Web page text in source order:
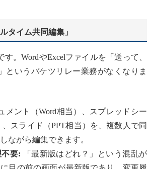
タイム共同編集」
す。WordやExcelファイルを「送って、
というバケツリレー業務がなくなりま
メント（Word相当）、スプレッドシー
、スライド（PPT相当）を、複数人で同
ながら編集できます。
要: 「最新版はどれ？」という混乱が